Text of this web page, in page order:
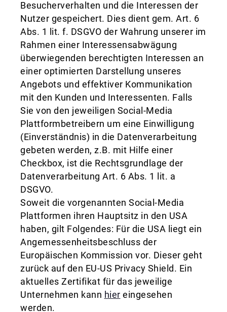
Besucherverhalten und die Interessen der
Nutzer gespeichert. Dies dient gem. Art. 6
Abs. 1 lit. f. DSGVO der Wahrung unserer im
Rahmen einer Interessensabwägung
überwiegenden berechtigten Interessen an
einer optimierten Darstellung unseres
Angebots und effektiver Kommunikation
mit den Kunden und Interessenten. Falls
Sie von den jeweiligen Social-Media
Plattformbetreibern um eine Einwilligung
(Einverständnis) in die Datenverarbeitung
gebeten werden, z.B. mit Hilfe einer
Checkbox, ist die Rechtsgrundlage der
Datenverarbeitung Art. 6 Abs. 1 lit. a
DSGVO.
Soweit die vorgenannten Social-Media
Plattformen ihren Hauptsitz in den USA
haben, gilt Folgendes: Für die USA liegt ein
Angemessenheitsbeschluss der
Europäischen Kommission vor. Dieser geht
zurück auf den EU-US Privacy Shield. Ein
aktuelles Zertifikat für das jeweilige
Unternehmen kann hier eingesehen
werden.